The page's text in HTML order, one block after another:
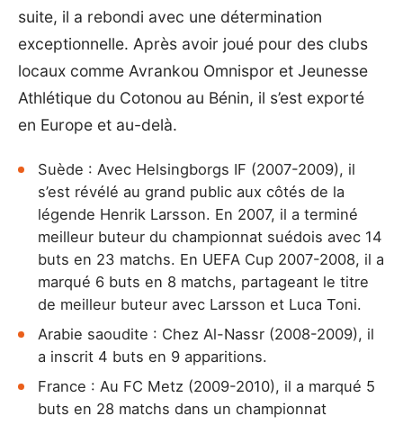
suite, il a rebondi avec une détermination
exceptionnelle. Après avoir joué pour des clubs
locaux comme Avrankou Omnispor et Jeunesse
Athlétique du Cotonou au Bénin, il s’est exporté
en Europe et au-delà.
Suède : Avec Helsingborgs IF (2007-2009), il
s’est révélé au grand public aux côtés de la
légende Henrik Larsson. En 2007, il a terminé
meilleur buteur du championnat suédois avec 14
buts en 23 matchs. En UEFA Cup 2007-2008, il a
marqué 6 buts en 8 matchs, partageant le titre
de meilleur buteur avec Larsson et Luca Toni.
Arabie saoudite : Chez Al-Nassr (2008-2009), il
a inscrit 4 buts en 9 apparitions.
France : Au FC Metz (2009-2010), il a marqué 5
buts en 28 matchs dans un championnat